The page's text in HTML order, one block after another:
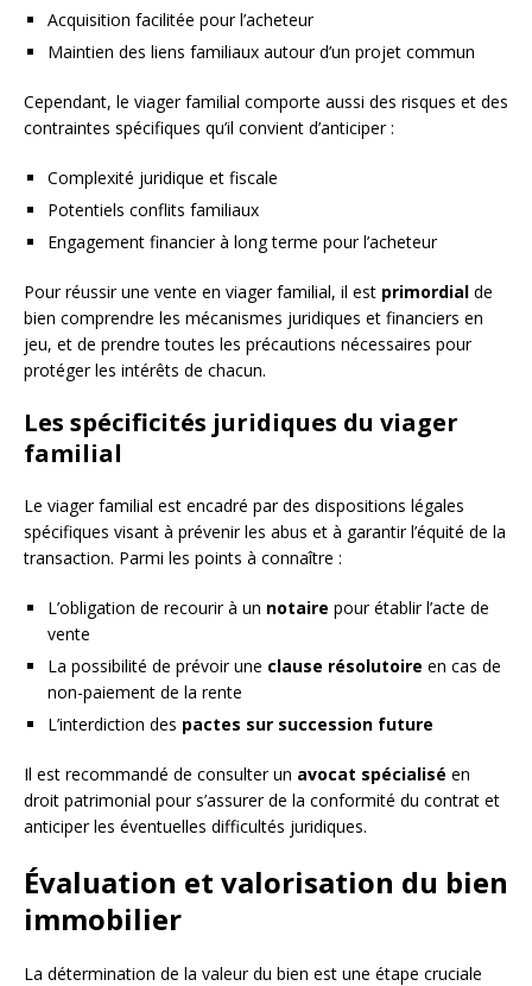
Acquisition facilitée pour l’acheteur
Maintien des liens familiaux autour d’un projet commun
Cependant, le viager familial comporte aussi des risques et des
contraintes spécifiques qu’il convient d’anticiper :
Complexité juridique et fiscale
Potentiels conflits familiaux
Engagement financier à long terme pour l’acheteur
Pour réussir une vente en viager familial, il est primordial de
bien comprendre les mécanismes juridiques et financiers en
jeu, et de prendre toutes les précautions nécessaires pour
protéger les intérêts de chacun.
Les spécificités juridiques du viager
familial
Le viager familial est encadré par des dispositions légales
spécifiques visant à prévenir les abus et à garantir l’équité de la
transaction. Parmi les points à connaître :
L’obligation de recourir à un notaire pour établir l’acte de
vente
La possibilité de prévoir une clause résolutoire en cas de
non-paiement de la rente
L’interdiction des pactes sur succession future
Il est recommandé de consulter un avocat spécialisé en
droit patrimonial pour s’assurer de la conformité du contrat et
anticiper les éventuelles difficultés juridiques.
Évaluation et valorisation du bien
immobilier
La détermination de la valeur du bien est une étape cruciale